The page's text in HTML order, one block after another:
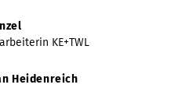
KE+TWL
Heidenreich